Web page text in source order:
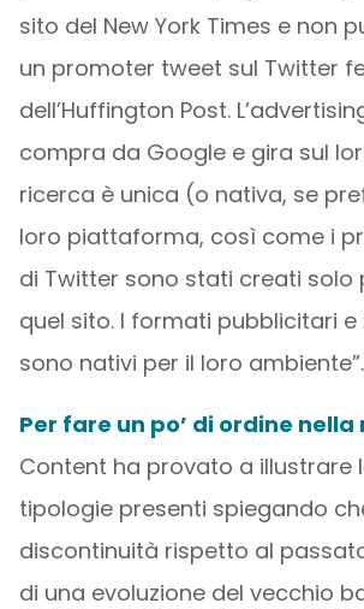
sito del New York Times e non
un promoter tweet sul Twitter
dell’Huffington Post.
compra da Google e gira sul
ricerca è unica (o nativa, se
loro piattaforma, così come i
di Twitter sono stati creati solo
quel sito. I formati pubblicitari
sono nativi per il loro ambiente”.
Per fare un po’ di ordine
Content ha provato a illustrare
tipologie presenti spiegando
discontinuità rispetto al
di una evoluzione del vecchio